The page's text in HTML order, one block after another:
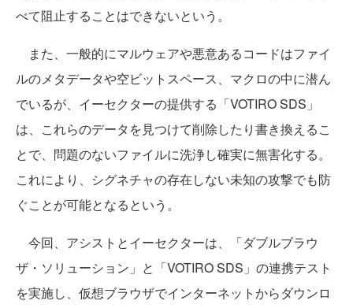
べて阻止することはできないという。
また、一般的にマルウェアや悪意あるコードはファイ
ルのメタデータや空ビットスペース、マクロの中に潜ん
でいるが、イーセクターの提供する「VOTIRO SDS」
は、これらのデータを見つけて削除したり書き換えるこ
とで、問題のないファイルに洗浄し確実に無害化する。
これにより、シグネチャの存在しない未知の攻撃でも防
ぐことが可能となるという。
今回、アシストとイーセクターは、「ダブルブラウ
ザ・ソリューション」と「VOTIRO SDS」の連携テスト
を実施し、仮想ブラウザでインターネットからダウンロ